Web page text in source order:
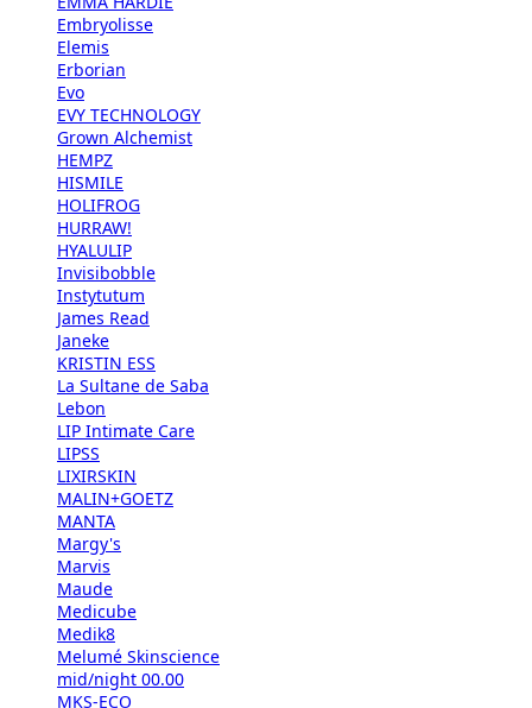
Embryolisse
Elemis
Erborian
Evo
EVY TECHNOLOGY
Grown Alchemist
HEMPZ
HISMILE
HOLIFROG
HURRAW!
HYALULIP
Invisibobble
Instytutum
James Read
Janeke
KRISTIN ESS
La Sultane de Saba
Lebon
LIP Intimate Care
LIPSS
LIXIRSKIN
MALIN+GOETZ
MANTA
Margy's
Marvis
Maude
Medicube
Medik8
Melumé Skinscience
mid/night 00.00
MKS-ECO